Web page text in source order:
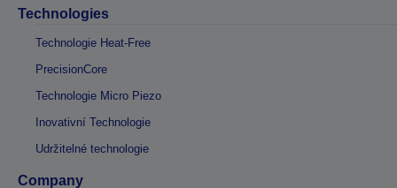
Technologies
Technologie Heat-Free
PrecisionCore
Technologie Micro Piezo
Inovativní Technologie
Udržitelné technologie
Company